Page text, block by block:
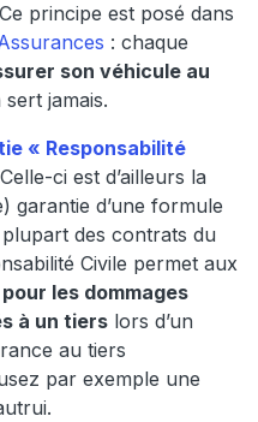
principe est posé dans
: chaque
son véhicule au
sert jamais.
« Responsabilité
ci est d’ailleurs la
garantie d’une formule
des contrats du
Civile permet aux
les dommages
à un tiers lors d’un
au tiers
par exemple une